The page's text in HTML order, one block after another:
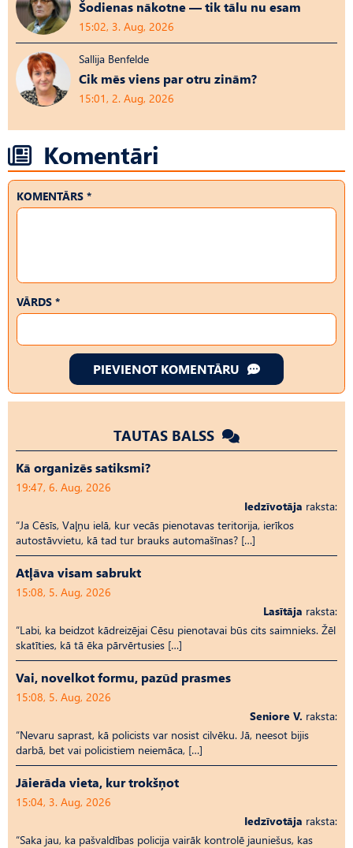
Šodienas nākotne — tik tālu nu esam
15:02, 3. Aug, 2026
Sallija Benfelde
Cik mēs viens par otru zinām?
15:01, 2. Aug, 2026
Komentāri
KOMENTĀRS *
VĀRDS *
PIEVIENOT KOMENTĀRU
TAUTAS BALSS
Kā organizēs satiksmi?
19:47, 6. Aug, 2026
Iedzīvotāja raksta:
“Ja Cēsīs, Vaļņu ielā, kur vecās pienotavas teritorija, ierīkos
autostāvvietu, kā tad tur brauks automašīnas? […]
Atļāva visam sabrukt
15:08, 5. Aug, 2026
Lasītāja raksta:
“Labi, ka beidzot kādreizējai Cēsu pienotavai būs cits saimnieks. Žēl
skatīties, kā tā ēka pārvērtusies […]
Vai, novelkot formu, pazūd prasmes
15:08, 5. Aug, 2026
Seniore V. raksta:
“Nevaru saprast, kā policists var nosist cilvēku. Jā, neesot bijis
darbā, bet vai policistiem neiemāca, […]
Jāierāda vieta, kur trokšņot
15:04, 3. Aug, 2026
Iedzīvotāja raksta:
“Saka jau, ka pašvaldības policija vairāk kontrolē jauniešus, kas